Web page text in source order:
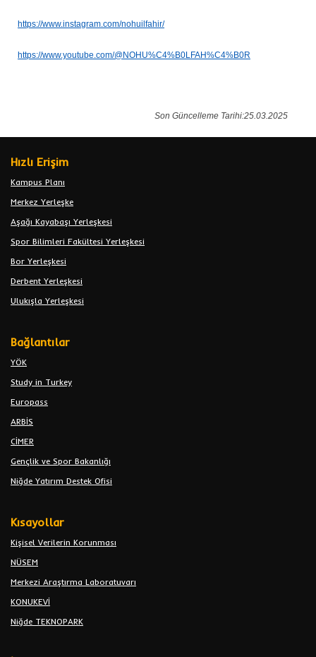
https://www.instagram.com/nohuilfahir/
https://www.youtube.com/@NOHU%C4%B0LFAH%C4%B0R
Son Güncelleme Tarihi:25.03.2025
Hızlı Erişim
Kampus Planı
Merkez Yerleşke
Aşağı Kayabaşı Yerleşkesi
Spor Bilimleri Fakültesi Yerleşkesi
Bor Yerleşkesi
Derbent Yerleşkesi
Ulukışla Yerleşkesi
Bağlantılar
YÖK
Study in Turkey
Europass
ARBİS
CİMER
Gençlik ve Spor Bakanlığı
Niğde Yatırım Destek Ofisi
Kısayollar
Kişisel Verilerin Korunması
NÜSEM
Merkezi Araştırma Laboratuvarı
KONUKEVİ
Niğde TEKNOPARK